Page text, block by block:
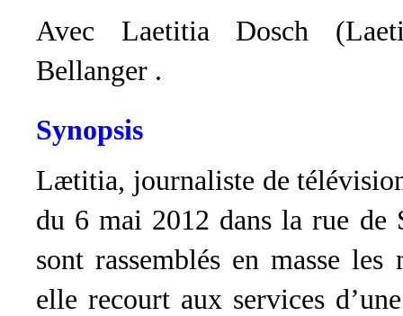
Avec Laetitia Dosch
Bellanger .
Synopsis
Lætitia, journaliste de
du 6 mai 2012 dans la rue de
sont rassemblés en masse
elle recourt aux services